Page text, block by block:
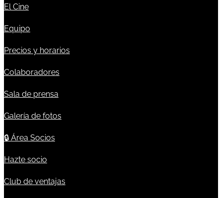
El Cine
Equipo
Precios y horarios
Colaboradores
Sala de prensa
Galería de fotos
🔒 Área Socios
Hazte socio
Club de ventajas